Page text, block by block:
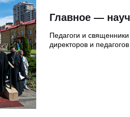
Главное —
Педагоги и
директоров и